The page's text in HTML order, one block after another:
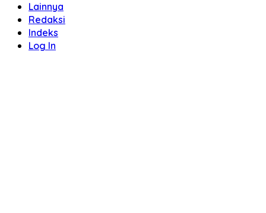
Lainnya
Redaksi
Indeks
Log In